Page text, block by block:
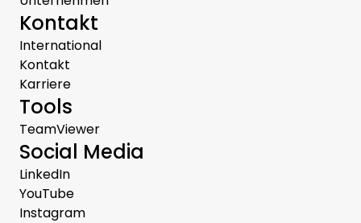
Kontakt
International
Kontakt
Karriere
Tools
TeamViewer
Social Media
LinkedIn
YouTube
Instagram